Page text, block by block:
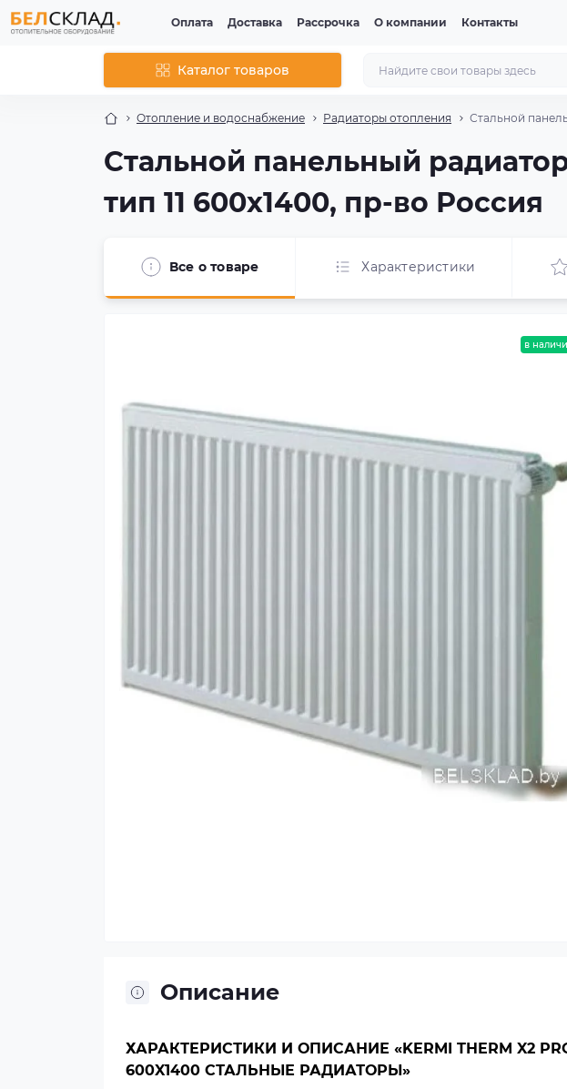
Оплата Доставка Рассрочка О компании Контакты
Каталог товаров
Отопление и водоснабжение Радиаторы отопления Стальной
Стальной панельный
тип 11 600x1400, пр-во Россия
Все о товаре Характеристики
в
Описание
ХАРАКТЕРИСТИКИ И ОПИСАНИЕ «KERMI THERM X2
600X1400 СТАЛЬНЫЕ РАДИАТОРЫ»